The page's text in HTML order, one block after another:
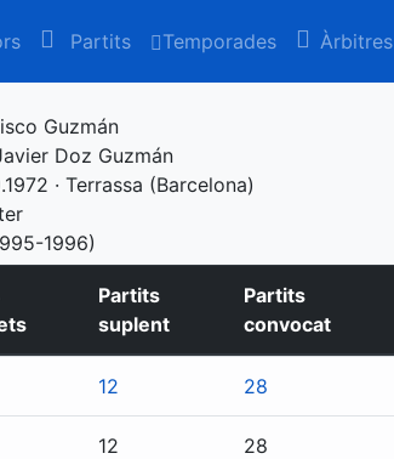
Partits Temporades Àrbitres
Guzmán
Doz Guzmán
· Terrassa (Barcelona)
1996)
Partits
suplent
Partits
convocat
12 28
12 28